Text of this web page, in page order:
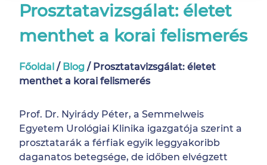
Prosztatavizsgálat: életet
menthet a korai felismerés
Főoldal / Blog /Prosztatavizsgálat: életet
menthet a korai felismerés
Prof. Dr. Nyirády Péter, a Semmelweis
Egyetem Urológiai Klinika igazgatója szerint a
prosztatarák a férfiak egyik leggyakoribb
daganatos betegsége, de időben elvégzett